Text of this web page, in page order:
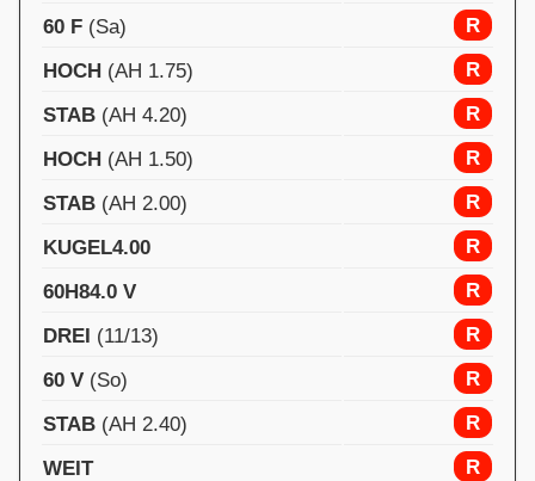
60 F (Sa)
R
HOCH (AH 1.75)
R
STAB (AH 4.20)
R
HOCH (AH 1.50)
R
STAB (AH 2.00)
R
KUGEL4.00
R
60H84.0 V
R
DREI (11/13)
R
60 V (So)
R
STAB (AH 2.40)
R
WEIT
R